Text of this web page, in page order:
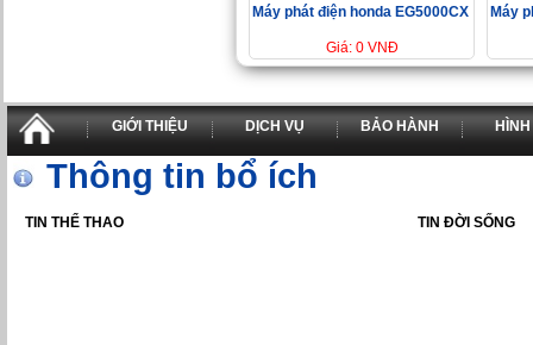
Máy phát điện honda EG5000CX
Giá: 0 VNĐ
Máy
GIỚI THIỆU DỊCH VỤ BẢO HÀNH
Thông tin bổ ích
TIN THỂ THAO TIN ĐỜI SỐNG